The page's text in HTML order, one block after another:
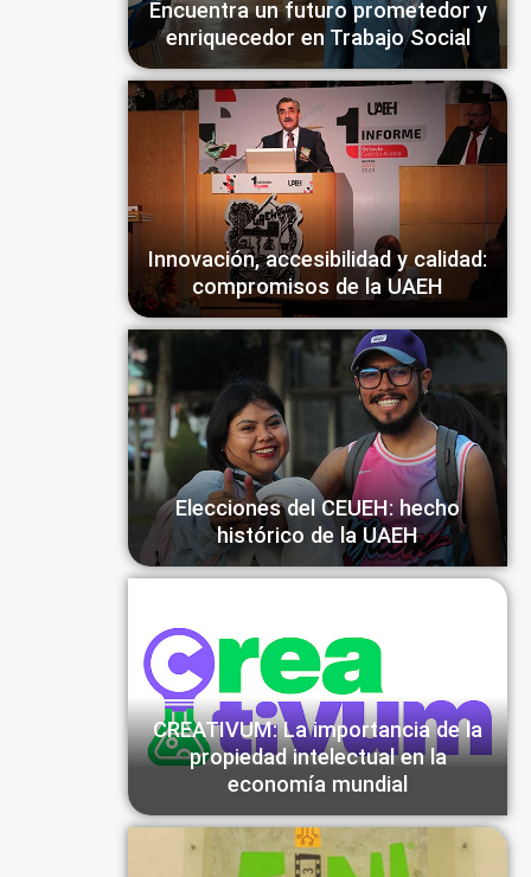
Encuentra un futuro prometedor y
enriquecedor en Trabajo Social
Innovación, accesibilidad y calidad:
compromisos de la UAEH
Elecciones del CEUEH: hecho
histórico de la UAEH
CREATIVUM: La importancia de la
propiedad intelectual en la
economía mundial